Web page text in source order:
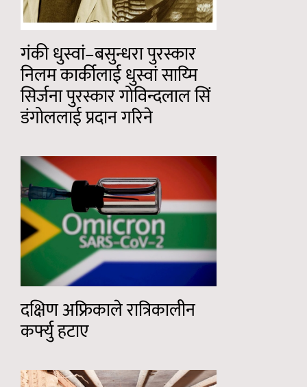
गंकी धुस्वां–बसुन्धरा पुरस्कार
निलम कार्कीलाई धुस्वां साय्मि
सिर्जना पुरस्कार गोविन्दलाल सिं
डंगोललाई प्रदान गरिने
दक्षिण अफ्रिकाले रात्रिकालीन
कर्फ्यु हटाए